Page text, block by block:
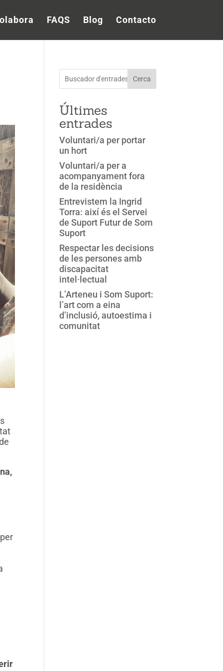
FAQS Blog Contacto
Cerca
Últimes
entrades
Voluntari/a per portar
un hort
Voluntari/a per a
acompanyament fora
de la residència
Entrevistem la Ingrid
Torra: així és el Servei
de Suport Futur de Som
Suport
Respectar les decisions
de les persones amb
discapacitat
intel·lectual
L’Arteneu i Som Suport:
l’art com a eina
d’inclusió, autoestima i
comunitat